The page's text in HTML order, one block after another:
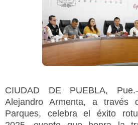
CIUDAD DE PUEBLA,
Alejandro Armenta, a través
Parques, celebra el éxito